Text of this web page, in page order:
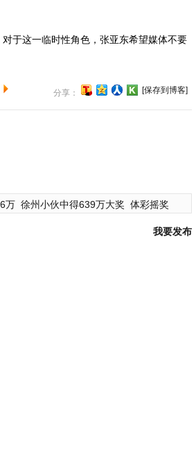
于这一临时性角色，张亚东希望媒体不要
分享： [保存到博客]
万 徐州小伙中得639万大奖 体彩摇奖
我要发布